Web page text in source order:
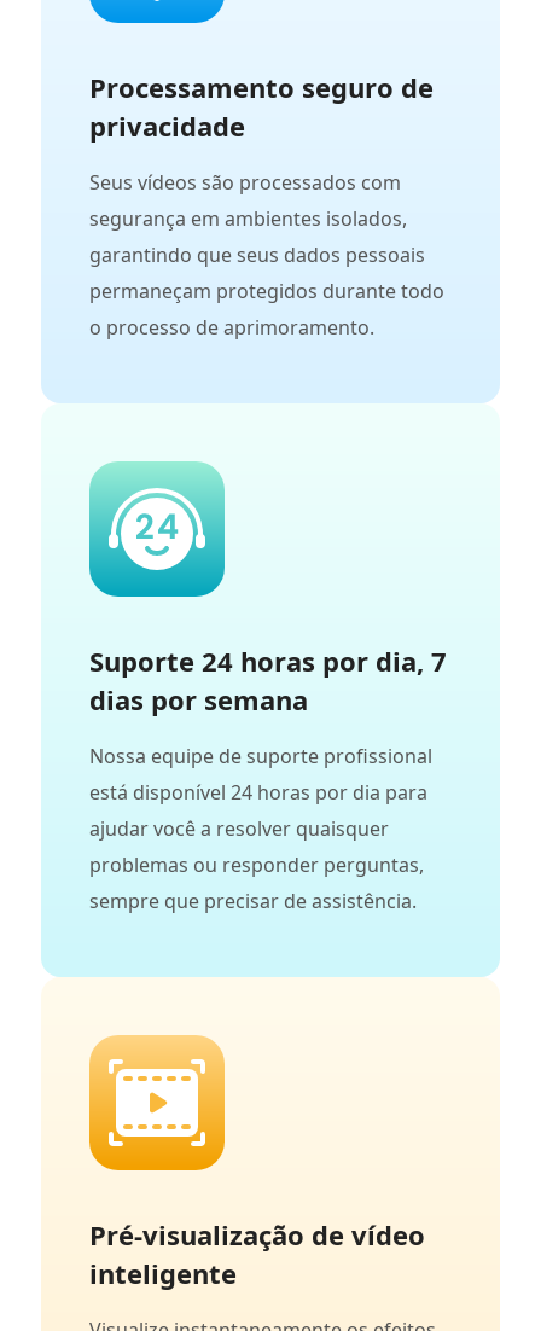
Processamento seguro de
privacidade
Seus vídeos são processados com
segurança em ambientes isolados,
garantindo que seus dados pessoais
permaneçam protegidos durante todo
o processo de aprimoramento.
Suporte 24 horas por dia, 7
dias por semana
Nossa equipe de suporte profissional
está disponível 24 horas por dia para
ajudar você a resolver quaisquer
problemas ou responder perguntas,
sempre que precisar de assistência.
Pré-visualização de vídeo
inteligente